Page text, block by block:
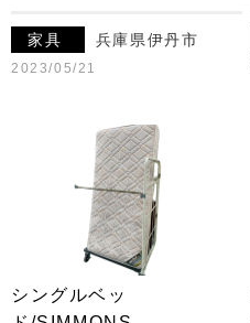
家具 兵庫県伊丹市
2023/05/21
シングルベッ